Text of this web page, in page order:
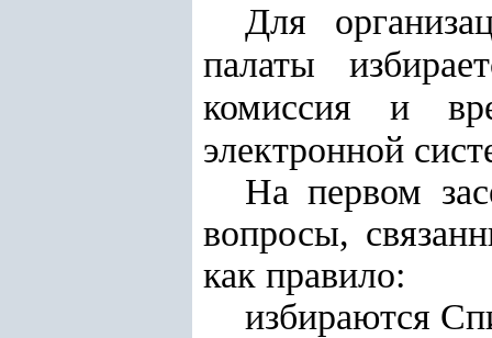
Для
палаты
комиссия и
электронной
На первом
вопросы,
как правило:
избираются